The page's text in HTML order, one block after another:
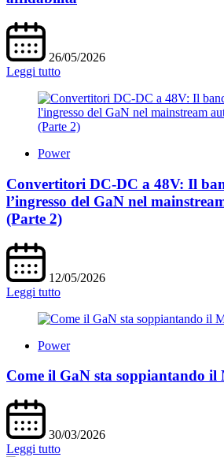
26/05/2026
Leggi tutto
Power
Convertitori DC-DC a 48V: Il
l’ingresso del GaN nel
(Parte 2)
12/05/2026
Leggi tutto
Power
Come il GaN sta soppiantando il
30/03/2026
Leggi tutto